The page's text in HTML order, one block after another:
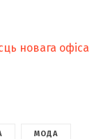
новага офіса
МОДА